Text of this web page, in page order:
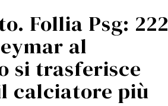
Follia Psg: 222
al
si trasferisce
calciatore più